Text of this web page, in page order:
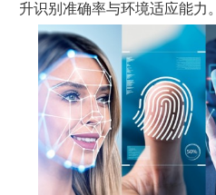
升识别准确率与环境适应能力。